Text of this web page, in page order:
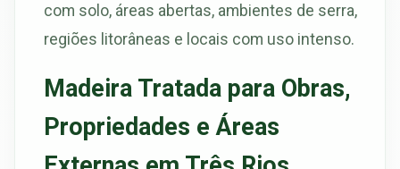
com solo, áreas abertas, ambientes de serra,
regiões litorâneas e locais com uso intenso.
Madeira Tratada para Obras,
Propriedades e Áreas